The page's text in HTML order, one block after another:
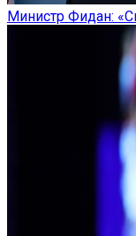
Министр Фидан: